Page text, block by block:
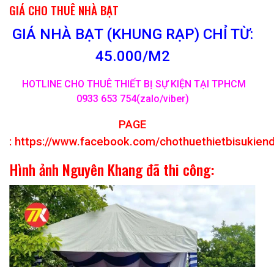
GIÁ CHO THUÊ NHÀ BẠT
GIÁ NHÀ BẠT (KHUNG RẠP) CHỈ TỪ:
45.000/M2
HOTLINE CHO THUÊ THIẾT BỊ SỰ KIỆN TẠI TPHCM
0933 653 754(zalo/viber)
PAGE
: https://www.facebook.com/
Hình ảnh Nguyên Khang đã thi công: